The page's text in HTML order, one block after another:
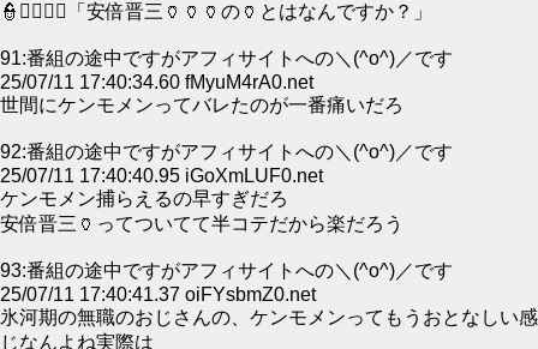
👮👮‍♂👮‍♀「安倍晋三🏺🏺🏺の🏺とはなんですか？」
91:番組の途中ですがアフィサイトへの＼(^o^)／です
25/07/11 17:40:34.60 fMyuM4rA0.net
世間にケンモメンってバレたのが一番痛いだろ
92:番組の途中ですがアフィサイトへの＼(^o^)／です
25/07/11 17:40:40.95 iGoXmLUF0.net
ケンモメン捕らえるの早すぎだろ
安倍晋三🏺ってついてて半コテだから楽だろう
93:番組の途中ですがアフィサイトへの＼(^o^)／です
25/07/11 17:40:41.37 oiFYsbmZ0.net
氷河期の無職のおじさんの、ケンモメンってもうおとなしい感
じなんよね実際は